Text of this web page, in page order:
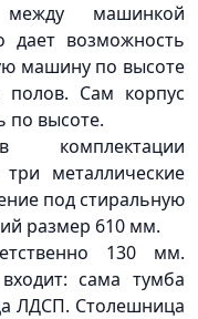
между машинкой
дает возможность
машину по высоте
полов. Сам корпус
по высоте.
комплектации
металлические
под стиральную
размер 610 мм.
130 мм.
сама тумба
ЛДСП. Столешница